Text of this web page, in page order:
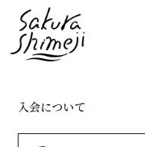
入会について